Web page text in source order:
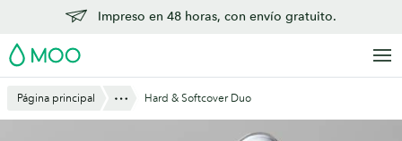
contenido
principal
Impreso en 48 horas, con envío gratuito.
MOO
Página principal Mostrar todo
Hard & Softcover Duo